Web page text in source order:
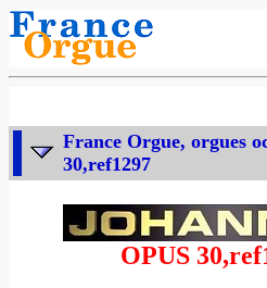
France Orgue, orgues
30,ref1297
OPUS